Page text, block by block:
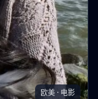
欧美 · 电影